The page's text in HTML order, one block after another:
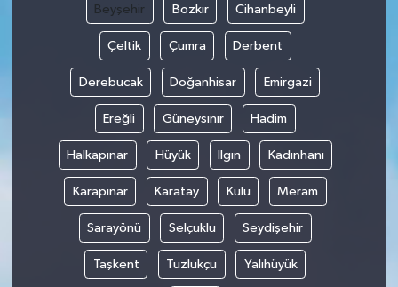
Beyşehir Bozkır Cihanbeyli
Çeltik Çumra Derbent
Derebucak Doğanhisar Emirgazi
Ereğli Güneysınır Hadim
Halkapınar Hüyük Ilgın Kadınhanı
Karapınar Karatay Kulu Meram
Sarayönü Selçuklu Seydişehir
Taşkent Tuzlukçu Yalıhüyük